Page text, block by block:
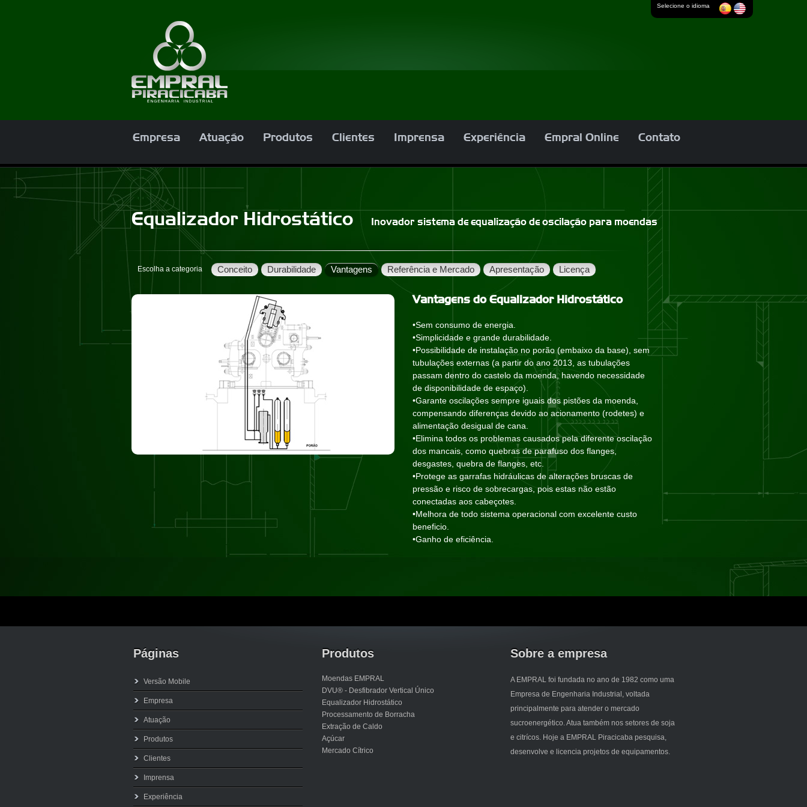
Selecione o idioma
Empresa Atuação Produtos Clientes Imprensa Experiência Empral Online Contato
Equalizador Hidrostático Inovador sistema de equalização de oscilação para moendas
Escolha a categoria Conceito Durabilidade Vantagens Referência e Mercado Apresentação Licença
Vantagens do Equalizador Hidrostático
•Sem consumo de energia.
•Simplicidade e grande durabilidade.
•Possibilidade de instalação no porão (embaixo da base), sem
tubulações externas (a partir do ano 2013, as tubulações
passam dentro do castelo da moenda, havendo necessidade
de disponibilidade de espaço).
•Garante oscilações sempre iguais dos pistões da moenda,
compensando diferenças devido ao acionamento (rodetes) e
alimentação desigual de cana.
•Elimina todos os problemas causados pela diferente oscilação
dos mancais, como quebras de parafuso dos flanges,
desgastes, quebra de flanges, etc.
•Protege as garrafas hidráulicas de alterações bruscas de
pressão e risco de sobrecargas, pois estas não estão
conectadas aos cabeçotes.
•Melhora de todo sistema operacional com excelente custo
beneficio.
•Ganho de eficiência.
Páginas
Versão Mobile
Empresa
Atuação
Produtos
Clientes
Imprensa
Experiência
Produtos
Moendas EMPRAL
DVU® - Desfibrador Vertical Único
Equalizador Hidrostático
Processamento de Borracha
Extração de Caldo
Açúcar
Mercado Cítrico
Sobre a empresa
A EMPRAL foi fundada no ano de 1982 como uma
Empresa de Engenharia Industrial, voltada
principalmente para atender o mercado
sucroenergético. Atua também nos setores de soja
e citrícos. Hoje a EMPRAL Piracicaba pesquisa,
desenvolve e licencia projetos de equipamentos.